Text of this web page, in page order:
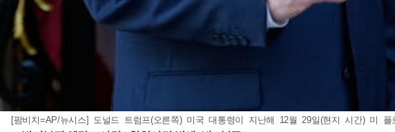
[팜비치=AP/뉴시스] 도널드 트럼프(오른쪽) 미국 대통령이 지난해 12월 29일(현지 시간) 미